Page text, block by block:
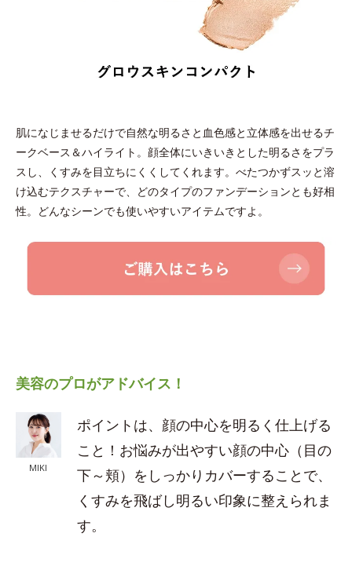
肌になじませるだけで自然な明るさと血色感と立体感を出せるチ
ークベース＆ハイライト。顔全体にいきいきとした明るさをプラ
スし、くすみを目立ちにくくしてくれます。べたつかずスッと溶
け込むテクスチャーで、どのタイプのファンデーションとも好相
性。どんなシーンでも使いやすいアイテムですよ。
美容のプロがアドバイス！
MIKI
ポイントは、顔の中心を明るく仕上げる
こと！お悩みが出やすい顔の中心（目の
下～頬）をしっかりカバーすることで、
くすみを飛ばし明るい印象に整えられま
す。